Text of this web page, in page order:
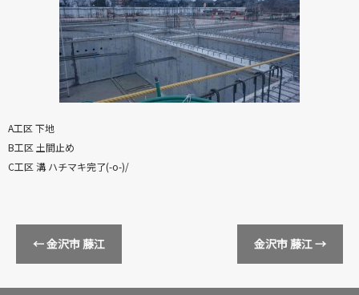
A工区 下地
B工区 土間止め
C工区 溝 ハチマキ完了(-o-)/
←金沢市 藤江 金沢市 藤江→